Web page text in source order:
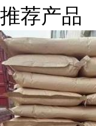
推荐产品